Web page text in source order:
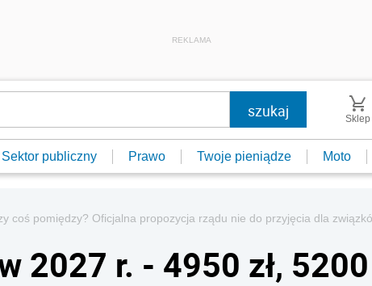
REKLAMA
Sklep
Sektor publiczny Prawo Twoje pieniądze Moto
coś pomiędzy? Oficjalna propozycja rządu nie do przyjęcia dla
2027 r. - 4950 zł, 5200